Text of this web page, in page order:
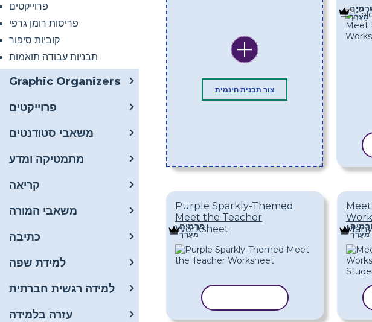
פרוייקטים
פריסות רומן גרפי
קוביות סיפור
תבניות עבודה תואמות
Graphic Organizers
פרוייקטים
משאבי סטודנטים
מתמטיקה ומדע
קריאה
משאבי המורה
כתיבה
למידת שפה
למידה רגשית חברתית
עזרה בלמידה
צור תבנית חינמית
מַעֲרָך
Purple Sparkly-Themed
Meet the Teacher
Worksheet
פּרֶמיָה
מַעֲרָך מַעֲרָך